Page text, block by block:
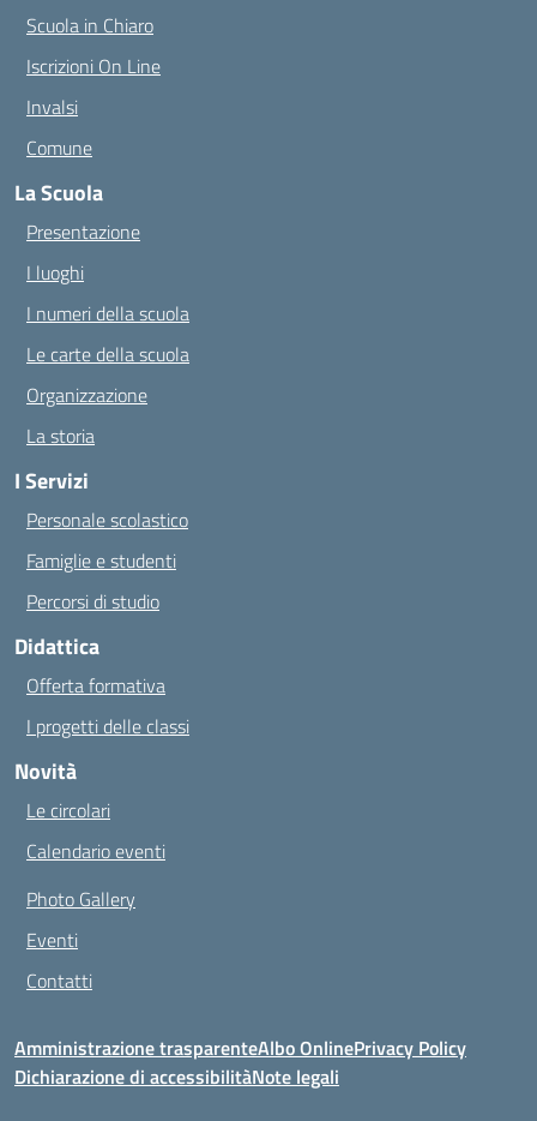
Scuola in Chiaro
Iscrizioni On Line
Invalsi
Comune
La Scuola
Presentazione
I luoghi
I numeri della scuola
Le carte della scuola
Organizzazione
La storia
I Servizi
Personale scolastico
Famiglie e studenti
Percorsi di studio
Didattica
Offerta formativa
I progetti delle classi
Novità
Le circolari
Calendario eventi
Photo Gallery
Eventi
Contatti
Amministrazione trasparenteAlbo OnlinePrivacy Policy
Dichiarazione di accessibilitàNote legali